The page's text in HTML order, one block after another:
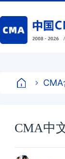
CMA中